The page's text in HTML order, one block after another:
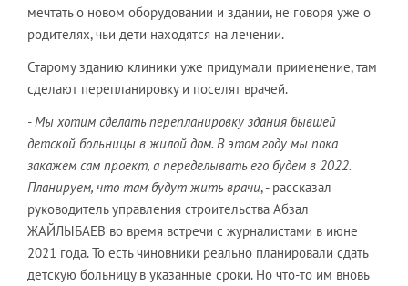
мечтать о новом оборудовании и здании, не говоря уже о
родителях, чьи дети находятся на лечении.
Старому зданию клиники уже придумали применение, там
сделают перепланировку и поселят врачей.
- Мы хотим сделать перепланировку здания бывшей
детской больницы в жилой дом. В этом году мы пока
закажем сам проект, а переделывать его будем в 2022.
Планируем, что там будут жить врачи, - рассказал
руководитель управления строительства Абзал
ЖАЙЛЫБАЕВ во время встречи с журналистами в июне
2021 года. То есть чиновники реально планировали сдать
детскую больницу в указанные сроки. Но что-то им вновь